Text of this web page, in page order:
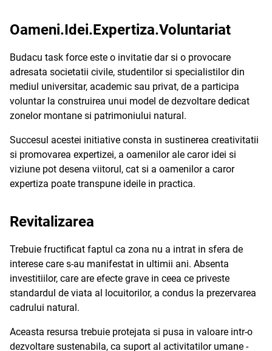
Oameni.Idei.Expertiza.Voluntariat
Budacu task force este o invitatie dar si o provocare
adresata societatii civile, studentilor si specialistilor din
mediul universitar, academic sau privat, de a participa
voluntar la construirea unui model de dezvoltare dedicat
zonelor montane si patrimoniului natural.
Succesul acestei initiative consta in sustinerea creativitatii
si promovarea expertizei, a oamenilor ale caror idei si
viziune pot desena viitorul, cat si a oamenilor a caror
expertiza poate transpune ideile in practica.
Revitalizarea
Trebuie fructificat faptul ca zona nu a intrat in sfera de
interese care s-au manifestat in ultimii ani. Absenta
investitiilor, care are efecte grave in ceea ce priveste
standardul de viata al locuitorilor, a condus la prezervarea
cadrului natural.
Aceasta resursa trebuie protejata si pusa in valoare intr-o
dezvoltare sustenabila, ca suport al activitatilor umane -